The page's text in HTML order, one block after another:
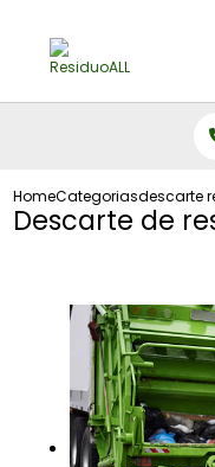
HomeCategoriasdescarte
Descarte de